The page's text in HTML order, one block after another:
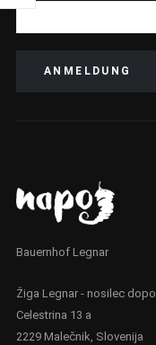
Bauernhof Legnar
Žiga Legnar - nosilec
Celestrina 13 a
2229 Malečnik, Slovenija